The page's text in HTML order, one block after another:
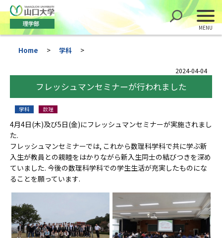
理学部
Home > 学科 >
2024-04-04
フレッシュマンセミナーが行われました
学科 数理
4月4日(木)及び5日(金)にフレッシュマンセミナーが実施されまし
た.
フレッシュマンセミナーでは, これから数理科学科で共に学ぶ新
入生が教員との親睦をはかりながら新入生同士の結びつきを深め
ていました. 今後の数理科学科での学生生活が充実したものにな
ることを願っています.